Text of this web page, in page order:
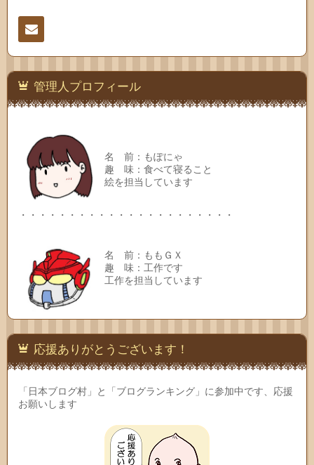
連絡
先 管理人プロフィール
名 前：もぽにゃ
趣 味：食べて寝ること
絵を担当しています
・・・・・・・・・・・・・・・・・・・・・・
名 前：ももＧＸ
趣 味：工作です
工作を担当しています
応援ありがとうございます！
「日本ブログ村」と「ブログランキング」に参加中です、応援
お願いします